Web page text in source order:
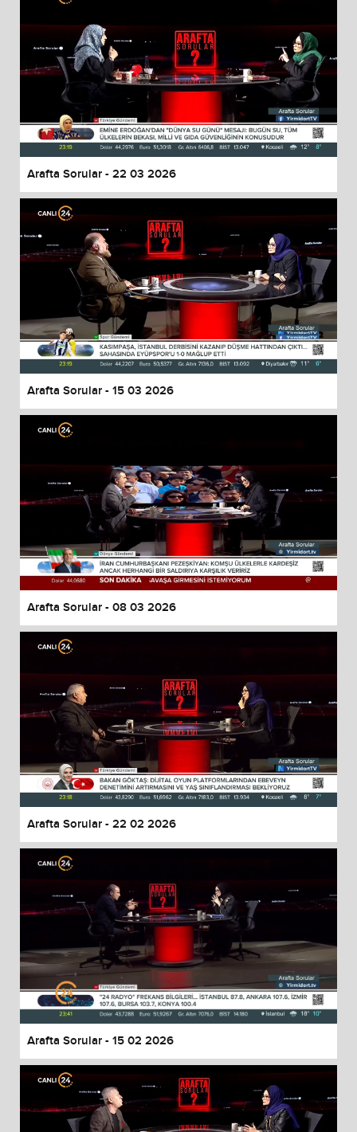
Arafta Sorular - 22 03 2026
Arafta Sorular - 15 03 2026
Arafta Sorular - 08 03 2026
Arafta Sorular - 22 02 2026
Arafta Sorular - 15 02 2026